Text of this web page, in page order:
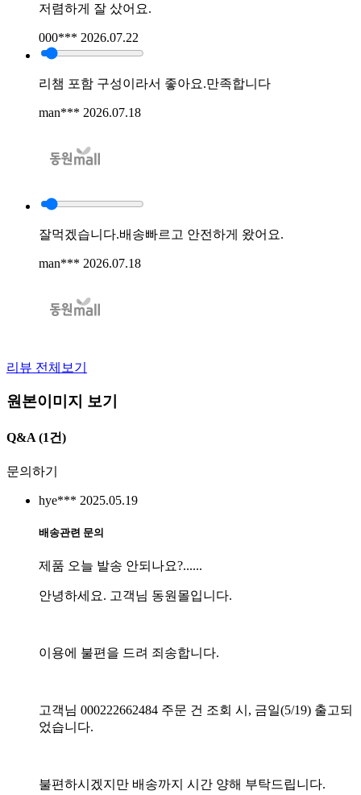
저렴하게 잘 샀어요.
000*** 2026.07.22
리챔 포함 구성이라서 좋아요.만족합니다
man*** 2026.07.18
잘먹겠습니다.배송빠르고 안전하게 왔어요.
man*** 2026.07.18
리뷰 전체보기
원본이미지 보기
Q&A (1건)
문의하기
hye*** 2025.05.19
배송관련 문의
제품 오늘 발송 안되나요?......
안녕하세요. 고객님 동원몰입니다.
이용에 불편을 드려 죄송합니다.
고객님 000222662484 주문 건 조회 시, 금일(5/19) 출고되
었습니다.
불편하시겠지만 배송까지 시간 양해 부탁드립니다.